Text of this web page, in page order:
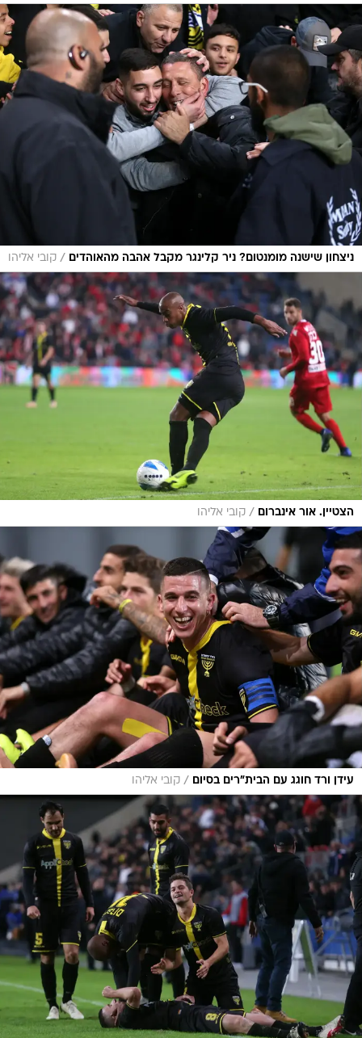
ניצחון שישנה מומנטום? ניר קלינגר מקבל אהבה מהאוהדים / קובי אליהו
הצטיין. אור אינברום / קובי אליהו
עידן ורד חוגג עם הבית"רים בסיום / קובי אליהו